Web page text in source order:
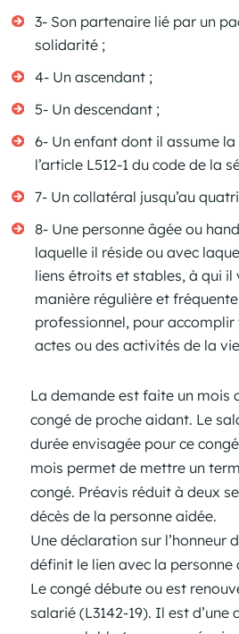
3- Son partenaire lié par un
solidarité ;
4- Un ascendant ;
5- Un descendant ;
6- Un enfant dont il assume la
l’article L512-1 du code de la
7- Un collatéral jusqu’au
8- Une personne âgée ou
laquelle il réside ou avec
liens étroits et stables, à qui il
manière régulière et
professionnel, pour
actes ou des activités de la
La demande est faite un mois
congé de proche aidant. Le
durée envisagée pour ce
mois permet de mettre un
congé. Préavis réduit à deux
décès de la personne aidée.
Une déclaration sur l’honneur
définit le lien avec la personne
Le congé débute ou est
salarié (L3142-19). Il est d’une